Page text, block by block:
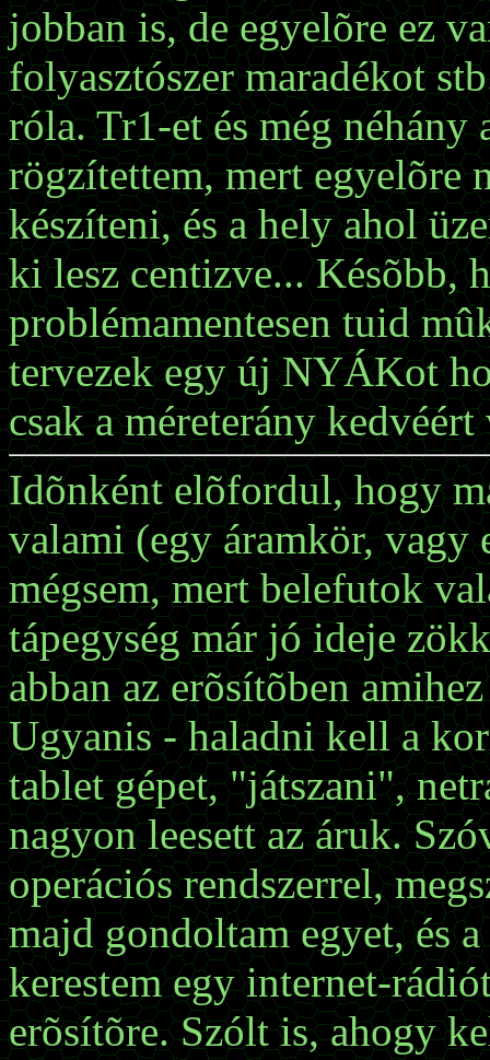
jobban is, de egyelõre ez
folyasztószer maradékot
róla. Tr1-et és még néhány
rögzítettem, mert egyelõre
készíteni, és a hely ahol
ki lesz centizve... Késõbb,
problémamentesen tuid
tervezek egy új NYÁKot
csak a méreterány
Idõnként elõfordul, hogy
valami (egy áramkör,
mégsem, mert belefutok
tápegység már jó ideje
abban az erõsítõben
Ugyanis - haladni kell a
tablet gépet, "játszani",
nagyon leesett az áruk.
operációs rendszerrel,
majd gondoltam egyet, és
kerestem egy internet-
erõsítõre. Szólt is, ahogy